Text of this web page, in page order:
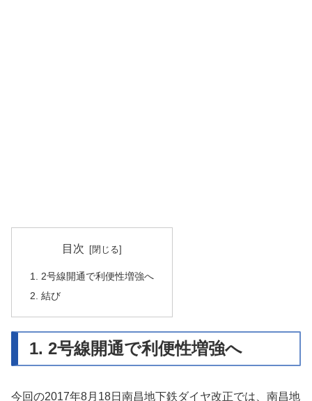
目次
1. 2号線開通で利便性増強へ
2. 結び
1. 2号線開通で利便性増強へ
今回の2017年8月18日南昌地下鉄ダイヤ改正では、南昌地